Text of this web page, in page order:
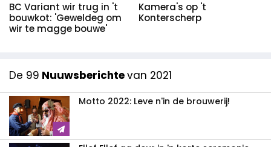
BC Variant wir trug in 't
bouwkot: 'Geweldeg om
wir te magge bouwe'
Kamera's op 't
Konterscherp
De 99 Nuuwsberichtevan 2021
Motto 2022: Leve n'in de brouwerij!